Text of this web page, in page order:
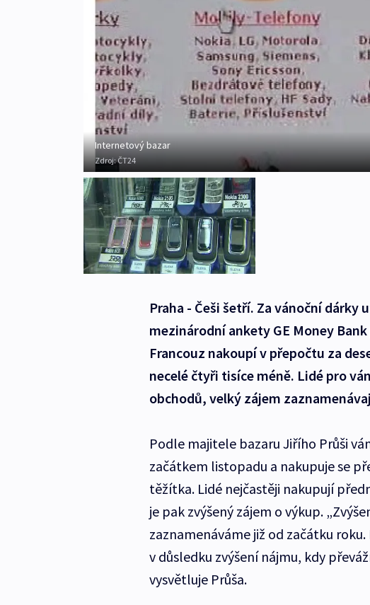
Internetový bazar
Zdroj:ČT24
Praha - Češi šetří. Za vánoční
mezinárodní ankety GE Money
Francouz nakoupí v přepočtu za
necelé čtyři tisíce méně. Lidé pro
obchodů, velký zájem
Podle majitele bazaru Jiřího Průši
začátkem listopadu a nakupuje se
těžítka. Lidé nejčastěji nakupují
je pak zvýšený zájem o výkup.
zaznamenáváme již od začátku
v důsledku zvýšení nájmu, kdy
vysvětluje Průša.